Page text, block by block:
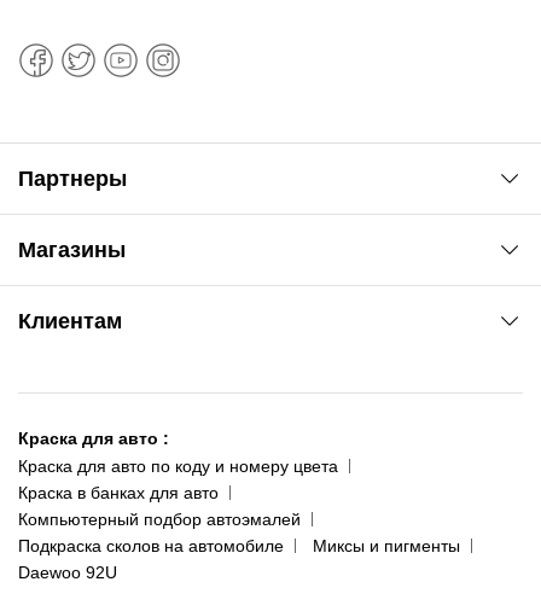
Магазины
ул. Рабочая, 2-а
093 611-39-23
(ориентир: Интайм №40)
Одесса
пр-т Акад. Глушко, 29
066 554-97-70
Клиентам
Доставка и оплата
Сотрудничество
Наши публикации
Публичная оферта
Политика конфиденциальности
Партнеры
Краска для авто :
Краска для авто по коду и номеру цвета
Краска в банках для авто
Компьютерный подбор автоэмалей
Подкраска сколов на автомобиле
Миксы и пигменты
Daewoo 92U